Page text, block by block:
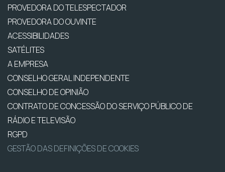
PROVEDORA DO TELESPECTADOR
PROVEDORA DO OUVINTE
ACESSIBILIDADES
SATÉLITES
A EMPRESA
CONSELHO GERAL INDEPENDENTE
CONSELHO DE OPINIÃO
CONTRATO DE CONCESSÃO DO SERVIÇO PÚBLICO DE
RÁDIO E TELEVISÃO
RGPD
GESTÃO DAS DEFINIÇÕES DE COOKIES